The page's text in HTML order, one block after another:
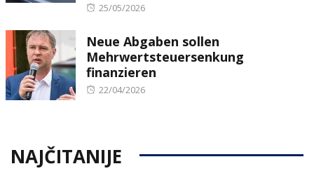
Posted
25/05/2026
Neue Abgaben sollen
Mehrwertsteuersenkung
finanzieren
Posted
22/04/2026
NAJČITANIJE